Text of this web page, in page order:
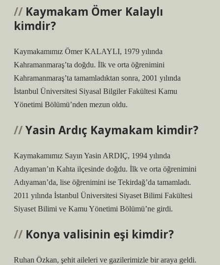
Kaymakam Ömer Kalaylı
kimdir?
Kaymakamımız Ömer KALAYLI, 1979 yılında
Kahramanmaraş’ta doğdu. İlk ve orta öğrenimini
Kahramanmaraş’ta tamamladıktan sonra, 2001 yılında
İstanbul Üniversitesi Siyasal Bilgiler Fakültesi Kamu
Yönetimi Bölümü’nden mezun oldu.
Yasin Ardıç Kaymakam kimdir?
Kaymakamımız Sayın Yasin ARDIÇ, 1994 yılında
Adıyaman’ın Kahta ilçesinde doğdu. İlk ve orta öğrenimini
Adıyaman’da, lise öğrenimini ise Tekirdağ’da tamamladı.
2011 yılında İstanbul Üniversitesi Siyaset Bilimi Fakültesi
Siyaset Bilimi ve Kamu Yönetimi Bölümü’ne girdi.
Konya valisinin eşi kimdir?
Ruhan Özkan, şehit aileleri ve gazilerimizle bir araya geldi.